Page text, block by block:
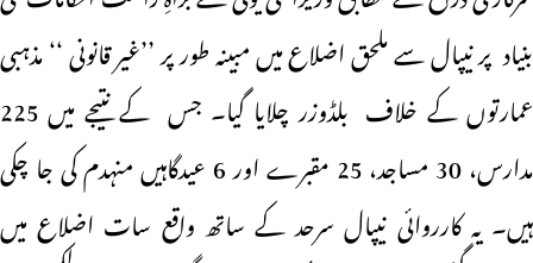
بنیاد پر نیپال سے ملحق اضلاع میں مبینہ طور پر ’’غیر قانونی ‘‘ مذہبی
عمارتوں کے خلاف بلڈوزر چلایا گیا۔ جس کے نتیجے میں 225
مدارس، 30 مساجد، 25 مقبرے اور 6 عیدگاہیں منہدم کی جا چکی
ہیں۔ یہ کارروائی نیپال سرحد کے ساتھ واقع سات اضلاع میں